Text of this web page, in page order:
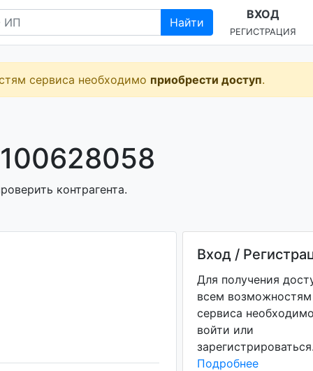
Найти
ВХОД
РЕГИСТРАЦИЯ
сервиса необходимо приобрести доступ.
контрагента.
Вход /
Для получения
всем возможностям
сервиса
войти или
Подробнее